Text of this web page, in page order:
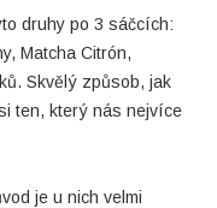
druhy po 3 sáčcích:
Matcha Citrón,
Skvělý způsob, jak
ten, který nás nejvíce
je u nich velmi